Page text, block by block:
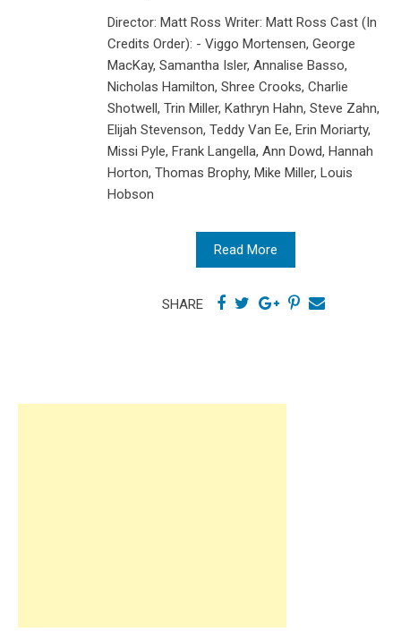
Director: Matt Ross Writer: Matt Ross Cast (In
Credits Order): - Viggo Mortensen, George
MacKay, Samantha Isler, Annalise Basso,
Nicholas Hamilton, Shree Crooks, Charlie
Shotwell, Trin Miller, Kathryn Hahn, Steve Zahn,
Elijah Stevenson, Teddy Van Ee, Erin Moriarty,
Missi Pyle, Frank Langella, Ann Dowd, Hannah
Horton, Thomas Brophy, Mike Miller, Louis
Hobson
Read More
SHARE